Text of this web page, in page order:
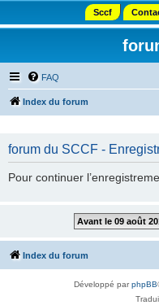
Sccf
FAQ
Index du forum
forum du SCCF -
Pour continuer
Index du forum
Développé parphpBB